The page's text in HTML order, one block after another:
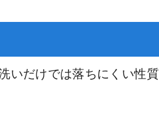
いだけでは落ちにくい性質